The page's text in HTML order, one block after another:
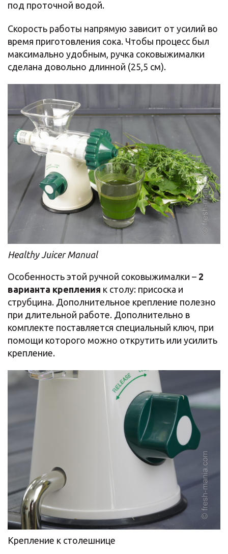
под проточной водой.
Скорость работы напрямую зависит от усилий во
время приготовления сока. Чтобы процесс был
максимально удобным, ручка соковыжималки
сделана довольно длинной (25,5 см).
Healthy Juicer Manual
Особенность этой ручной соковыжималки – 2
варианта крепления к столу: присоска и
струбцина. Дополнительное крепление полезно
при длительной работе. Дополнительно в
комплекте поставляется специальный ключ, при
помощи которого можно открутить или усилить
крепление.
Крепление к столешнице